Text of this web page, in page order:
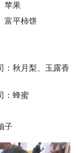
苹果
富平柿饼
：秋月梨、玉露香
：蜂蜜
子